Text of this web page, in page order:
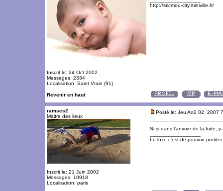
Inscrit le: 24 Oct 2002
Messages: 2334
Localisation: Saint Vrain (91)
http://sticmou-city.miniville.fr/
Revenir en haut
ramses2
Maitre des lieux
Inscrit le: 21 Juin 2002
Messages: 10918
Localisation: paris
Posté le: Jeu Aoû 02, 2007
Si si dans l'anvoie de la fuite, y
Le luxe c'est de pouvoir